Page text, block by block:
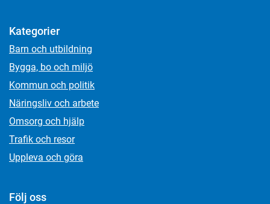
Kategorier
Barn och utbildning
Bygga, bo och miljö
Kommun och politik
Näringsliv och arbete
Omsorg och hjälp
Trafik och resor
Uppleva och göra
Följ oss